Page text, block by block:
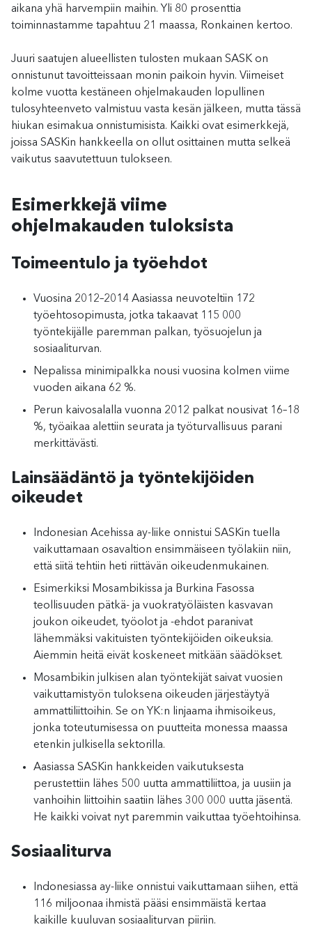
aikana yhä harvempiin maihin. Yli 80 prosenttia
toiminnastamme tapahtuu 21 maassa, Ronkainen kertoo.
Juuri saatujen alueellisten tulosten mukaan SASK on
onnistunut tavoitteissaan monin paikoin hyvin. Viimeiset
kolme vuotta kestäneen ohjelmakauden lopullinen
tulosyhteenveto valmistuu vasta kesän jälkeen, mutta tässä
hiukan esimakua onnistumisista. Kaikki ovat esimerkkejä,
joissa SASKin hankkeella on ollut osittainen mutta selkeä
vaikutus saavutettuun tulokseen.
Esimerkkejä viime
ohjelmakauden tuloksista
Toimeentulo ja työehdot
Vuosina 2012–2014 Aasiassa neuvoteltiin 172
työehtosopimusta, jotka takaavat 115 000
työntekijälle paremman palkan, työsuojelun ja
sosiaaliturvan.
Nepalissa minimipalkka nousi vuosina kolmen viime
vuoden aikana 62 %.
Perun kaivosalalla vuonna 2012 palkat nousivat 16–18
%, työaikaa alettiin seurata ja työturvallisuus parani
merkittävästi.
Lainsäädäntö ja työntekijöiden
oikeudet
Indonesian Acehissa ay-liike onnistui SASKin tuella
vaikuttamaan osavaltion ensimmäiseen työlakiin niin,
että siitä tehtiin heti riittävän oikeudenmukainen.
Esimerkiksi Mosambikissa ja Burkina Fasossa
teollisuuden pätkä- ja vuokratyöläisten kasvavan
joukon oikeudet, työolot ja -ehdot paranivat
lähemmäksi vakituisten työntekijöiden oikeuksia.
Aiemmin heitä eivät koskeneet mitkään säädökset.
Mosambikin julkisen alan työntekijät saivat vuosien
vaikuttamistyön tuloksena oikeuden järjestäytyä
ammattiliittoihin. Se on YK:n linjaama ihmisoikeus,
jonka toteutumisessa on puutteita monessa maassa
etenkin julkisella sektorilla.
Aasiassa SASKin hankkeiden vaikutuksesta
perustettiin lähes 500 uutta ammattiliittoa, ja uusiin ja
vanhoihin liittoihin saatiin lähes 300 000 uutta jäsentä.
He kaikki voivat nyt paremmin vaikuttaa työehtoihinsa.
Sosiaaliturva
Indonesiassa ay-liike onnistui vaikuttamaan siihen, että
116 miljoonaa ihmistä pääsi ensimmäistä kertaa
kaikille kuuluvan sosiaaliturvan piiriin.